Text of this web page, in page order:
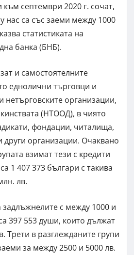
септември 2020 г. сочат,
нас са със заеми между 1000
статистиката на
банка (БНБ).
и самостоятелните
еднолични търговци и
нетърговските организации,
(НТООД), в чиято
фондации, читалища,
други организации. Очаквано
взимат тези с кредити
1 407 373 българи с такива
лв.
с между 1000 и
397 553 души, които дължат
Трети в разглежданите групи
за между 2500 и 5000 лв.